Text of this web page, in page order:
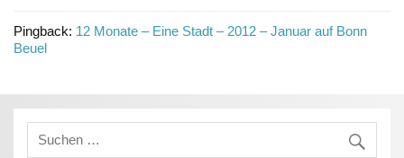
Pingback: 12 Monate – Eine Stadt – 2012 – Januar auf Bonn
Beuel